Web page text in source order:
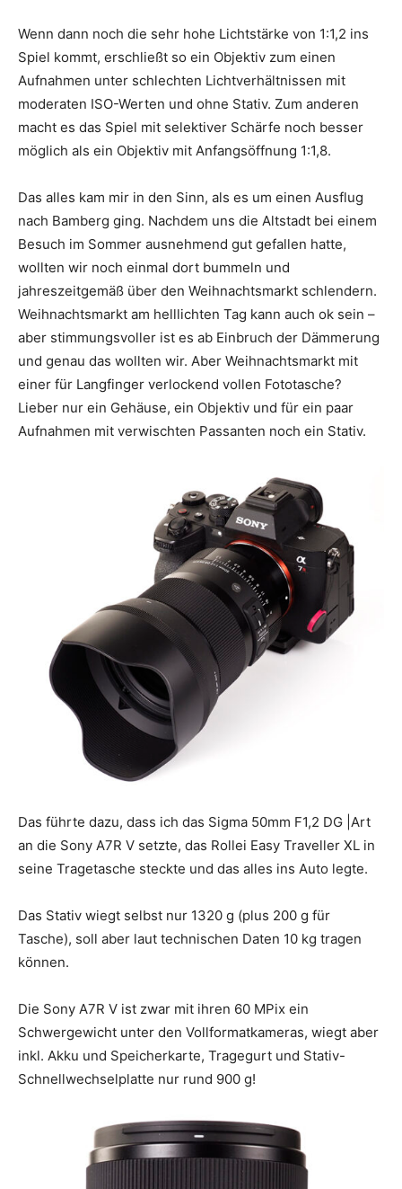
Wenn dann noch die sehr hohe Lichtstärke von 1:1,2 ins
Spiel kommt, erschließt so ein Objektiv zum einen
Aufnahmen unter schlechten Lichtverhältnissen mit
moderaten ISO-Werten und ohne Stativ. Zum anderen
macht es das Spiel mit selektiver Schärfe noch besser
möglich als ein Objektiv mit Anfangsöffnung 1:1,8.
Das alles kam mir in den Sinn, als es um einen Ausflug
nach Bamberg ging. Nachdem uns die Altstadt bei einem
Besuch im Sommer ausnehmend gut gefallen hatte,
wollten wir noch einmal dort bummeln und
jahreszeitgemäß über den Weihnachtsmarkt schlendern.
Weihnachtsmarkt am helllichten Tag kann auch ok sein –
aber stimmungsvoller ist es ab Einbruch der Dämmerung
und genau das wollten wir. Aber Weihnachtsmarkt mit
einer für Langfinger verlockend vollen Fototasche?
Lieber nur ein Gehäuse, ein Objektiv und für ein paar
Aufnahmen mit verwischten Passanten noch ein Stativ.
Das führte dazu, dass ich das Sigma 50mm F1,2 DG |Art
an die Sony A7R V setzte, das Rollei Easy Traveller XL in
seine Tragetasche steckte und das alles ins Auto legte.
Das Stativ wiegt selbst nur 1320 g (plus 200 g für
Tasche), soll aber laut technischen Daten 10 kg tragen
können.
Die Sony A7R V ist zwar mit ihren 60 MPix ein
Schwergewicht unter den Vollformatkameras, wiegt aber
inkl. Akku und Speicherkarte, Tragegurt und Stativ-
Schnellwechselplatte nur rund 900 g!